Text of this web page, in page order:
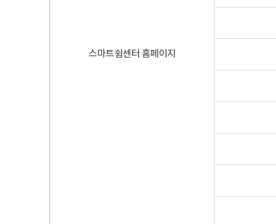
스마트쉼센터 홈페이지